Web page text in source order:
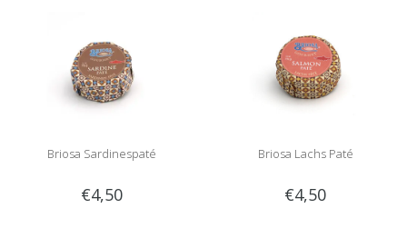
Briosa Sardinespaté
€4,50
Briosa Lachs Paté
€4,50